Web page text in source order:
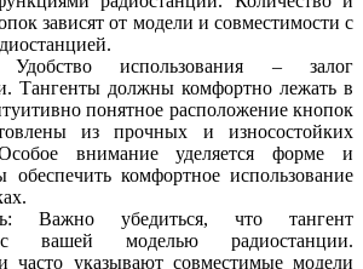
зависят от модели и совместимости с
Удобство использования – залог
Тангенты должны комфортно лежать в
понятное расположение кнопок
из прочных и износостойких
внимание уделяется форме и
обеспечить комфортное использование
Важно убедиться, что тангент
вашей моделью радиостанции.
часто указывают совместимые модели